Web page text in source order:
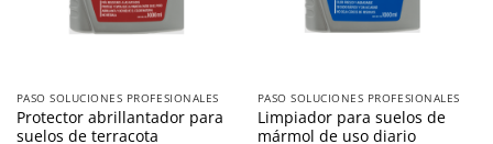
PASO SOLUCIONES PROFESIONALES
Protector abrillantador para
suelos de terracota
PASO SOLUCIONES PROFESIONALES
Limpiador para suelos de
mármol de uso diario